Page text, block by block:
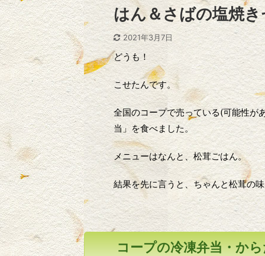
はん＆さばの塩焼
2021年3月7日
どうも！
こせたんです。
全国のコープで売っている(可能性が
当」を食べました。
メニューはなんと、松茸ごはん。
結果を先に言うと、ちゃんと松茸の
コープの冷凍弁当・か